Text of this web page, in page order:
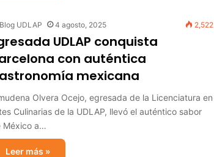
Blog UDLAP 4 agosto, 2025 2,522
UDLAP conquista
con auténtica
mexicana
Olvera Ocejo, egresada de la Licenciatura en
Culinarias de la UDLAP, llevó el auténtico sabor
México a…
Leer más »